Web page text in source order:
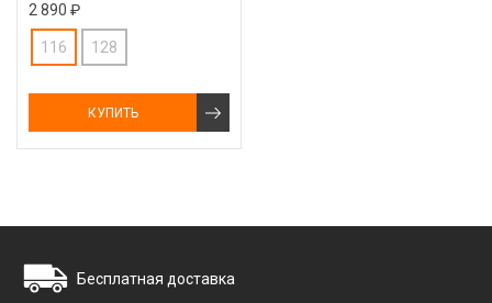
2 890 ₽
116 128
КУПИТЬ
Бесплатная доставка